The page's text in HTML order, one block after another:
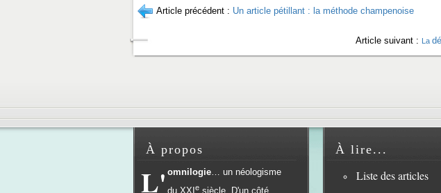
Article précédent : Un article pétillant : la méthode champenoise
Article suivant : La
À propos
L' omnilogie… un néologisme
e
À lire...
Liste des articles